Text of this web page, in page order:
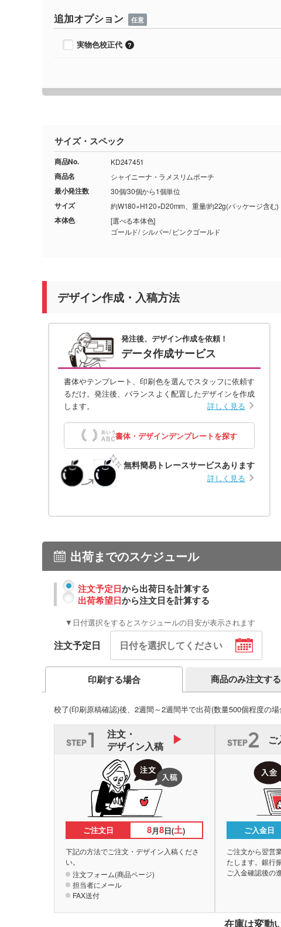
追加オプション 任意
実物色校正代
サイズ・スペック
商品No. KD247451
商品名 シャイニーナ・ラメスリムポーチ
最小発注数 30個/30個から1個単位
サイズ 約W180×H120×D20mm、重量/約22g(パッケージ含む)
本体色
[選べる本体色]
ゴールド/ シルバー/ ピンクゴールド
デザイン作成・入稿方法
発注後、デザイン作成を依頼！
データ作成サービス
書体やテンプレート、印刷色を選んでスタッフに依頼す
るだけ。発注後、バランスよく配置したデザインを作成
します。
詳しく見る
書体・デザインデンプレートを探す
無料簡易トレースサービスあります
詳しく見る
出荷までのスケジュール
注文予定日から出荷日を計算する
出荷希望日から注文日を計算する
▼日付選択をするとスケジュールの目安が表示されます
注文予定日
印刷する場合 商品のみ注文す
校了(印刷原稿確認)後、2週間～2週間半で出荷(数量500個程度の
注文・
デザイン入稿
ご注文日 8月8日(土)
下記の方法でご注文・デザイン入稿くださ
い。
注文フォーム(商品ページ)
担当者にメール
FAX送付
ご
ご入金日
ご注文から翌営
たします。銀行
ご入金確認後の
在庫は変動